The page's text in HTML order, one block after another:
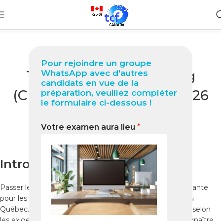
Pour rejoindre un groupe
WhatsApp avec d'autres
candidats en vue de la
préparation, veuillez compléter
le formulaire ci-dessous !
Votre examen aura lieu *
BLOG
TCF Canada à Shenyang
(Chine) Guide complet 2026
NabilOn janvier 19, 2026
Introduction
Passer le TCF Canada à Shenyang est une étape importante
pour les candidats souhaitant immigrer au Canada ou au
Québec. Ce test officiel certifie votre niveau de français selon